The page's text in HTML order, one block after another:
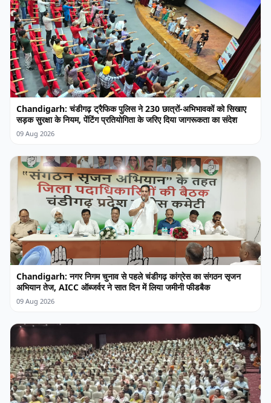
Chandigarh: चंडीगढ़ ट्रैफिक पुलिस ने 230 छात्रों-अभिभावकों को सिखाए
सड़क सुरक्षा के नियम, पेंटिंग प्रतियोगिता के जरिए दिया जागरूकता का संदेश
09 Aug 2026
Chandigarh: नगर निगम चुनाव से पहले चंडीगढ़ कांग्रेस का संगठन सृजन
अभियान तेज, AICC ऑब्जर्वर ने सात दिन में लिया जमीनी फीडबैक
09 Aug 2026